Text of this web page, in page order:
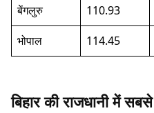
बेंगलुरु
110.93
भोपाल
114.45
बिहार की राजधानी में सबसे